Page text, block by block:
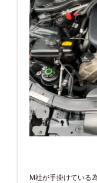
M社が手掛けている